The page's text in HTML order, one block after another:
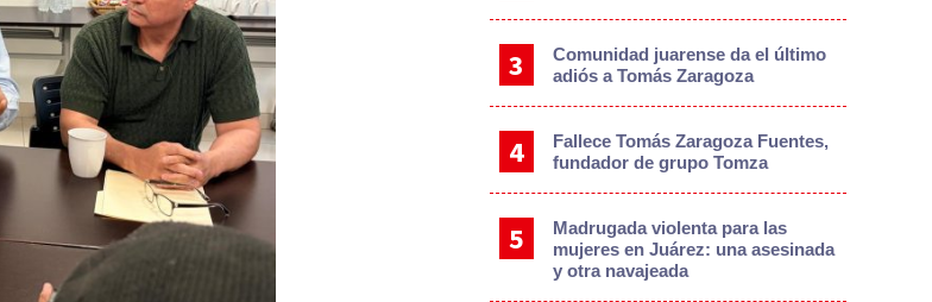
Comunidad juarense da el último
adiós a Tomás Zaragoza
Fallece Tomás Zaragoza Fuentes,
fundador de grupo Tomza
Madrugada violenta para las
mujeres en Juárez: una asesinada
y otra navajeada